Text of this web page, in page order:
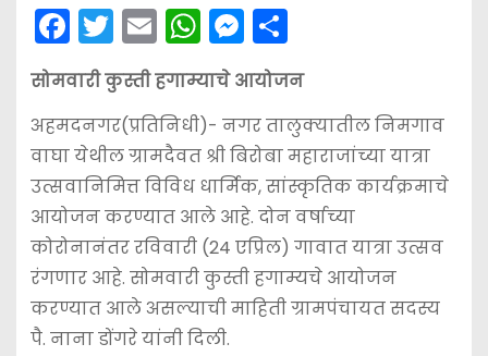
F
a
c
e
b
o
o
k
T
w
itt
er
E
m
ai
l
W
h
a
ts
A
p
p
M
e
s
s
e
n
g
er
S
h
ar
e
सोमवारी कुस्ती हगाम्याचे आयोजन
अहमदनगर(प्रतिनिधी)- नगर तालुक्यातील निमगाव
वाघा येथील ग्रामदैवत श्री बिरोबा महाराजांच्या यात्रा
उत्सवानिमित्त विविध धार्मिक, सांस्कृतिक कार्यक्रमाचे
आयोजन करण्यात आले आहे. दोन वर्षाच्या
कोरोनानंतर रविवारी (24 एप्रिल) गावात यात्रा उत्सव
रंगणार आहे. सोमवारी कुस्ती हगाम्यचे आयोजन
करण्यात आले असल्याची माहिती ग्रामपंचायत सदस्य
पै. नाना डोंगरे यांनी दिली.